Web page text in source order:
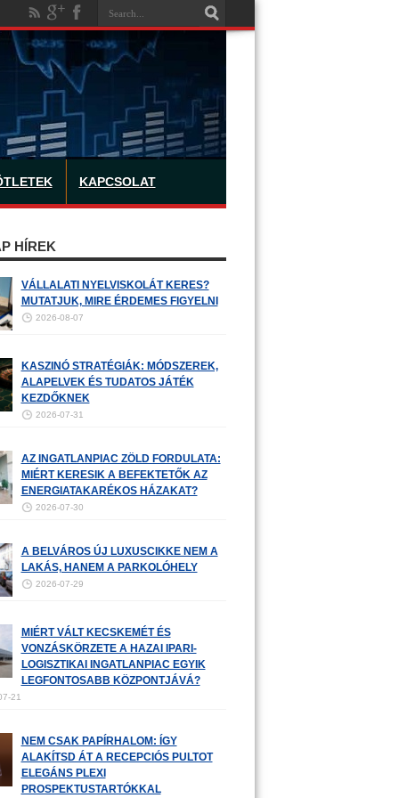
KAPCSOLAT
HÍREK
VÁLLALATI NYELVISKOLÁT KERES?
MUTATJUK, MIRE ÉRDEMES FIGYELNI
2026-08-07
KASZINÓ STRATÉGIÁK: MÓDSZEREK,
ALAPELVEK ÉS TUDATOS JÁTÉK
KEZDŐKNEK
2026-07-31
AZ INGATLANPIAC ZÖLD FORDULATA:
MIÉRT KERESIK A BEFEKTETŐK AZ
ENERGIATAKARÉKOS HÁZAKAT?
2026-07-30
A BELVÁROS ÚJ LUXUSCIKKE NEM A
LAKÁS, HANEM A PARKOLÓHELY
2026-07-29
MIÉRT VÁLT KECSKEMÉT ÉS
VONZÁSKÖRZETE A HAZAI IPARI-
LOGISZTIKAI INGATLANPIAC EGYIK
LEGFONTOSABB KÖZPONTJÁVÁ?
21
NEM CSAK PAPÍRHALOM: ÍGY
ALAKÍTSD ÁT A RECEPCIÓS PULTOT
ELEGÁNS PLEXI
PROSPEKTUSTARTÓKKAL